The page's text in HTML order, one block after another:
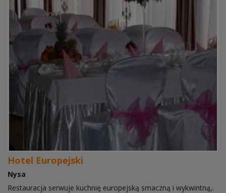
Hotel Europejski
Nysa
Restauracja serwuje kuchnię europejską smaczną i wykwintną,.